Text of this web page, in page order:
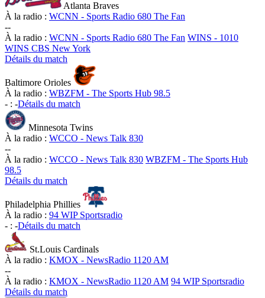
Atlanta Braves
À la radio : WCNN - Sports Radio 680 The Fan
--
À la radio : WCNN - Sports Radio 680 The Fan WINS - 1010
WINS CBS New York
Détails du match
Baltimore Orioles
À la radio : WBZFM - The Sports Hub 98.5
- : -Détails du match
Minnesota Twins
À la radio : WCCO - News Talk 830
--
À la radio : WCCO - News Talk 830 WBZFM - The Sports Hub
98.5
Détails du match
Philadelphia Phillies
À la radio : 94 WIP Sportsradio
- : -Détails du match
St.Louis Cardinals
À la radio : KMOX - NewsRadio 1120 AM
--
À la radio : KMOX - NewsRadio 1120 AM 94 WIP Sportsradio
Détails du match